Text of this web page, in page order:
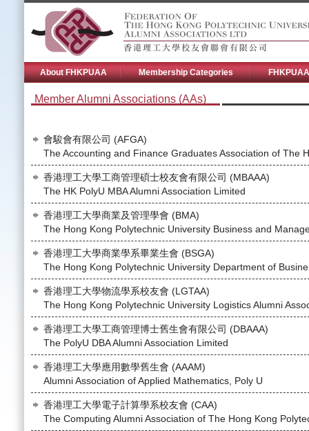
About FHKPUAA Membership Categories
Member Alumni Associations (AAs)
會駿會有限公司 (AFGA)
The Accounting and Finance Graduates Association of The
香港理工大學工商管理碩士校友會有限公司 (MBAAA)
The HK PolyU MBA Alumni Association Limited
香港理工大學商業及管理學會 (BMA)
The Hong Kong Polytechnic University Business and
香港理工大學商業學系畢業生會 (BSGA)
The Hong Kong Polytechnic University Department of
香港理工大學物流學系校友會 (LGTAA)
The Hong Kong Polytechnic University Logistics Alumni
香港理工大學工商管理博士舊生會有限公司 (DBAAA)
The PolyU DBA Alumni Association Limited
香港理工大學應用數學舊生會 (AAAM)
Alumni Association of Applied Mathematics, Poly U
香港理工大學電子計算學系校友會 (CAA)
The Computing Alumni Association of The Hong Kong